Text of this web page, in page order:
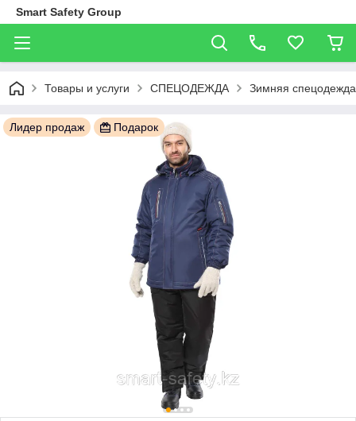
Smart Safety Group
Товары и услуги СПЕЦОДЕЖДА Зимняя спецодежда
Лидер продаж Подарок